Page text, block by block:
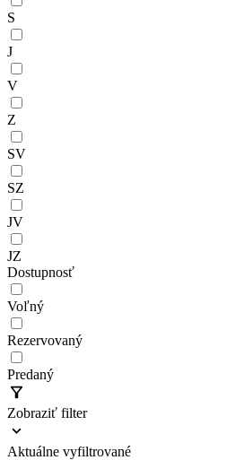
S
J
V
Z
SV
SZ
JV
JZ
Dostupnosť
Voľný
Rezervovaný
Predaný
Zobraziť filter
Aktuálne vyfiltrované